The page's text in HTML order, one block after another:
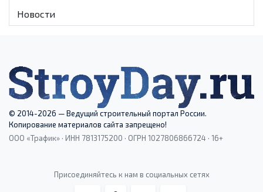
Новости
© 2014-2026 — Ведущий строительный портал России.
Копирование материалов сайта запрещено!
ООО «Трафик» · ИНН 7813175200 · ОГРН 1027806866724 · 16+
Присоединяйтесь к нам в социальных сетях